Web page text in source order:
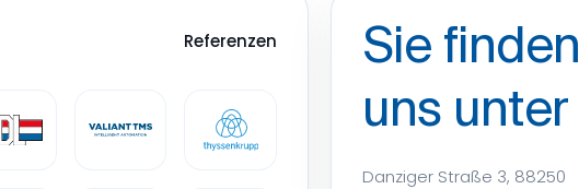
Referenzen
Sie finden
uns unter
Danziger Straße 3, 88250